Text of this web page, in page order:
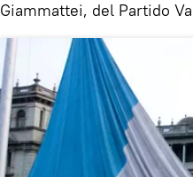
Giammattei, del Partido